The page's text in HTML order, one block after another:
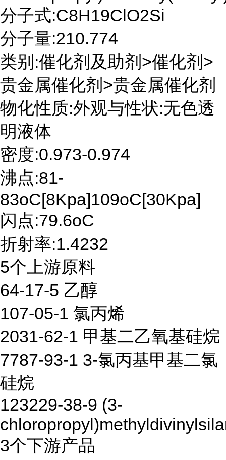
分子式:C8H19ClO2Si
分子量:210.774
类别:催化剂及助剂>催化剂>
贵金属催化剂>贵金属催化剂
物化性质:外观与性状:无色透
明液体
密度:0.973-0.974
沸点:81-
83oC[8Kpa]109oC[30Kpa]
闪点:79.6oC
折射率:1.4232
5个上游原料
64-17-5 乙醇
107-05-1 氯丙烯
2031-62-1 甲基二乙氧基硅烷
7787-93-1 3-氯丙基甲基二氯
硅烷
123229-38-9 (3-
3个下游产品